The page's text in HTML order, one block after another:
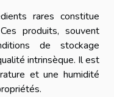
rares constitue
produits, souvent
de stockage
intrinsèque. Il est
et une humidité